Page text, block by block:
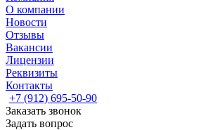
О компании
Новости
Отзывы
Вакансии
Лицензии
Реквизиты
Контакты
+7 (912) 695-50-90
Заказать звонок
Задать вопрос